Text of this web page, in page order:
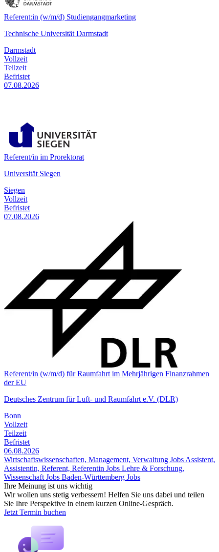
Referent:in (w/m/d) Studiengangmarketing
Technische Universität Darmstadt
Darmstadt
Vollzeit
Teilzeit
Befristet
07.08.2026
Referent/in im Prorektorat
Universität Siegen
Siegen
Vollzeit
Befristet
07.08.2026
Referent/in (w/m/d) für Raumfahrt im Mehrjährigen Finanz­rahmen
der EU
Deutsches Zentrum für Luft- und Raumfahrt e.V. (DLR)
Bonn
Vollzeit
Teilzeit
Befristet
06.08.2026
Wirtschaftswissenschaften, Management, Verwaltung Jobs Assistent,
Assistentin, Referent, Referentin Jobs Lehre & Forschung,
Wissenschaft Jobs Baden-Württemberg Jobs
Ihre Meinung ist uns wichtig
Wir wollen uns stetig verbessern! Helfen Sie uns dabei und teilen
Sie Ihre Perspektive in einem kurzen Online-Gespräch.
Jetzt Termin buchen